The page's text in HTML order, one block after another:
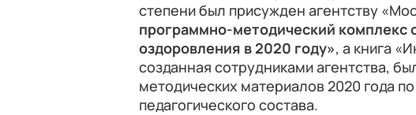
степени был присужден агентству
программно-методический комплекс
оздоровления в 2020 году», а книга
созданная сотрудниками агентства,
методических материалов 2020 года
педагогического состава.